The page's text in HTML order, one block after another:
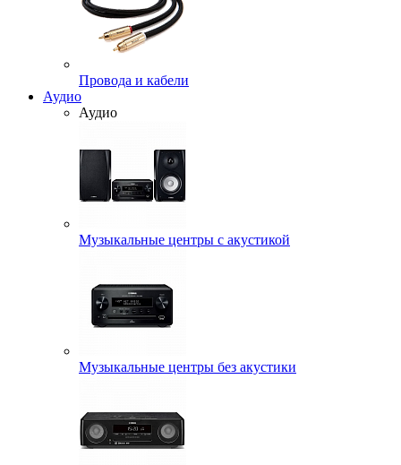
Провода и кабели
Аудио
Аудио
Музыкальные центры с акустикой
Музыкальные центры без акустики